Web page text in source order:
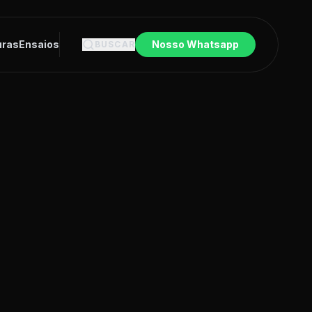
Ensaios BUSCAR Nosso Whatsapp